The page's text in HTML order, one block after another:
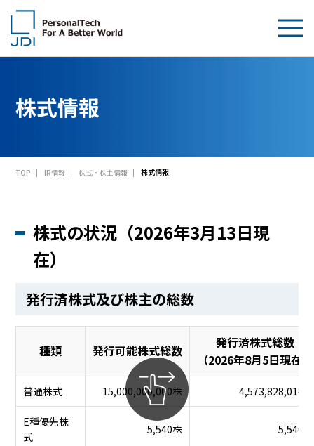
製品・技術
News
お問い合わせ
Japanese English
株式情報
TOP IR情報 株式・株主情報 株式情報
株式の状況（2026年3月13日現
在）
発行済株式及び株主の総数
種類 発行可能株式総数
発行済株式総数
（2026年8月5日現在）
普通株式 15,000,000,000株 4,573,828,014株
E種優先株
式
5,540株 5,540株